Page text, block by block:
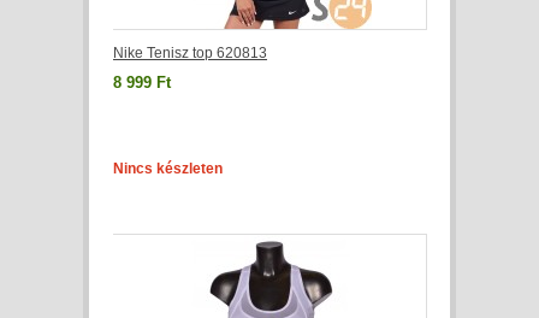
Nike Tenisz top 620813
8 999 Ft
Nincs készleten